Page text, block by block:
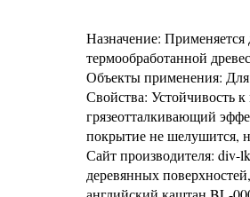
Назначение: Применяется
термообработанной
Объекты применения: Для
Свойства: Устойчивость
грязеотталкивающий
покрытие не шелушится,
Сайт производителя: div-
деревянных